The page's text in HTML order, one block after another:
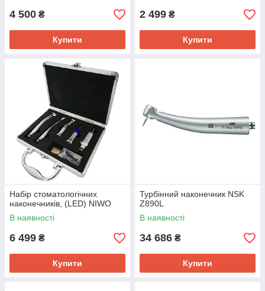
4 500 ₴
Купити
2 499 ₴
Купити
Набір стоматологічних
наконечників, (LED) NIWO
В наявності
6 499 ₴
Купити
Турбінний наконечник NSK
Z890L
В наявності
34 686 ₴
Купити